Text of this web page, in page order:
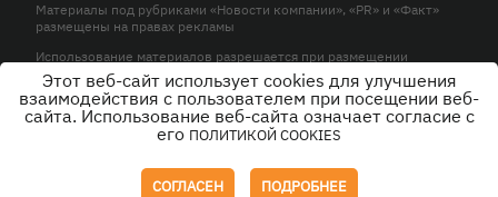
Материалы под рубриками «Новости компании», «PR» и «Факт»
размещены на правах рекламы
Использование материалов разрешается при размещении
активной гиперссылки на KP.UA в первом абзаце.
© ООО «ЮЛАВ МЕДИА»,2026. Все права защищены.
Этот веб-сайт использует cookies для улучшения
взаимодействия с пользователем при посещении веб-
сайта. Использование веб-сайта означает согласие с
его ПОЛИТИКОЙ COOKIES
СОГЛАСЕН ПОДРОБНЕЕ